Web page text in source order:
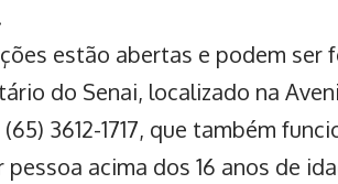
estão abertas e podem ser
do Senai, localizado na
3612-1717, que também
pessoa acima dos 16 anos de